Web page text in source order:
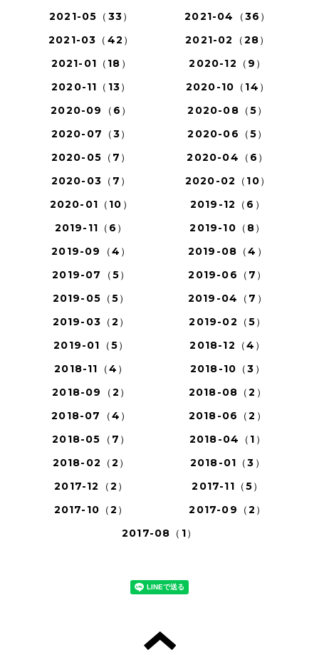
2021-05（33）
2021-04（36）
2021-03（42）
2021-02（28）
2021-01（18）
2020-12（9）
2020-11（13）
2020-10（14）
2020-09（6）
2020-08（5）
2020-07（3）
2020-06（5）
2020-05（7）
2020-04（6）
2020-03（7）
2020-02（10）
2020-01（10）
2019-12（6）
2019-11（6）
2019-10（8）
2019-09（4）
2019-08（4）
2019-07（5）
2019-06（7）
2019-05（5）
2019-04（7）
2019-03（2）
2019-02（5）
2019-01（5）
2018-12（4）
2018-11（4）
2018-10（3）
2018-09（2）
2018-08（2）
2018-07（4）
2018-06（2）
2018-05（7）
2018-04（1）
2018-02（2）
2018-01（3）
2017-12（2）
2017-11（5）
2017-10（2）
2017-09（2）
2017-08（1）